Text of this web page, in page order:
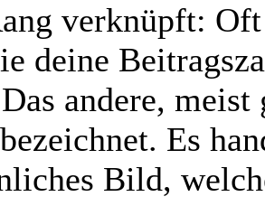
verknüpft:
deine
andere,
Es
Bild,